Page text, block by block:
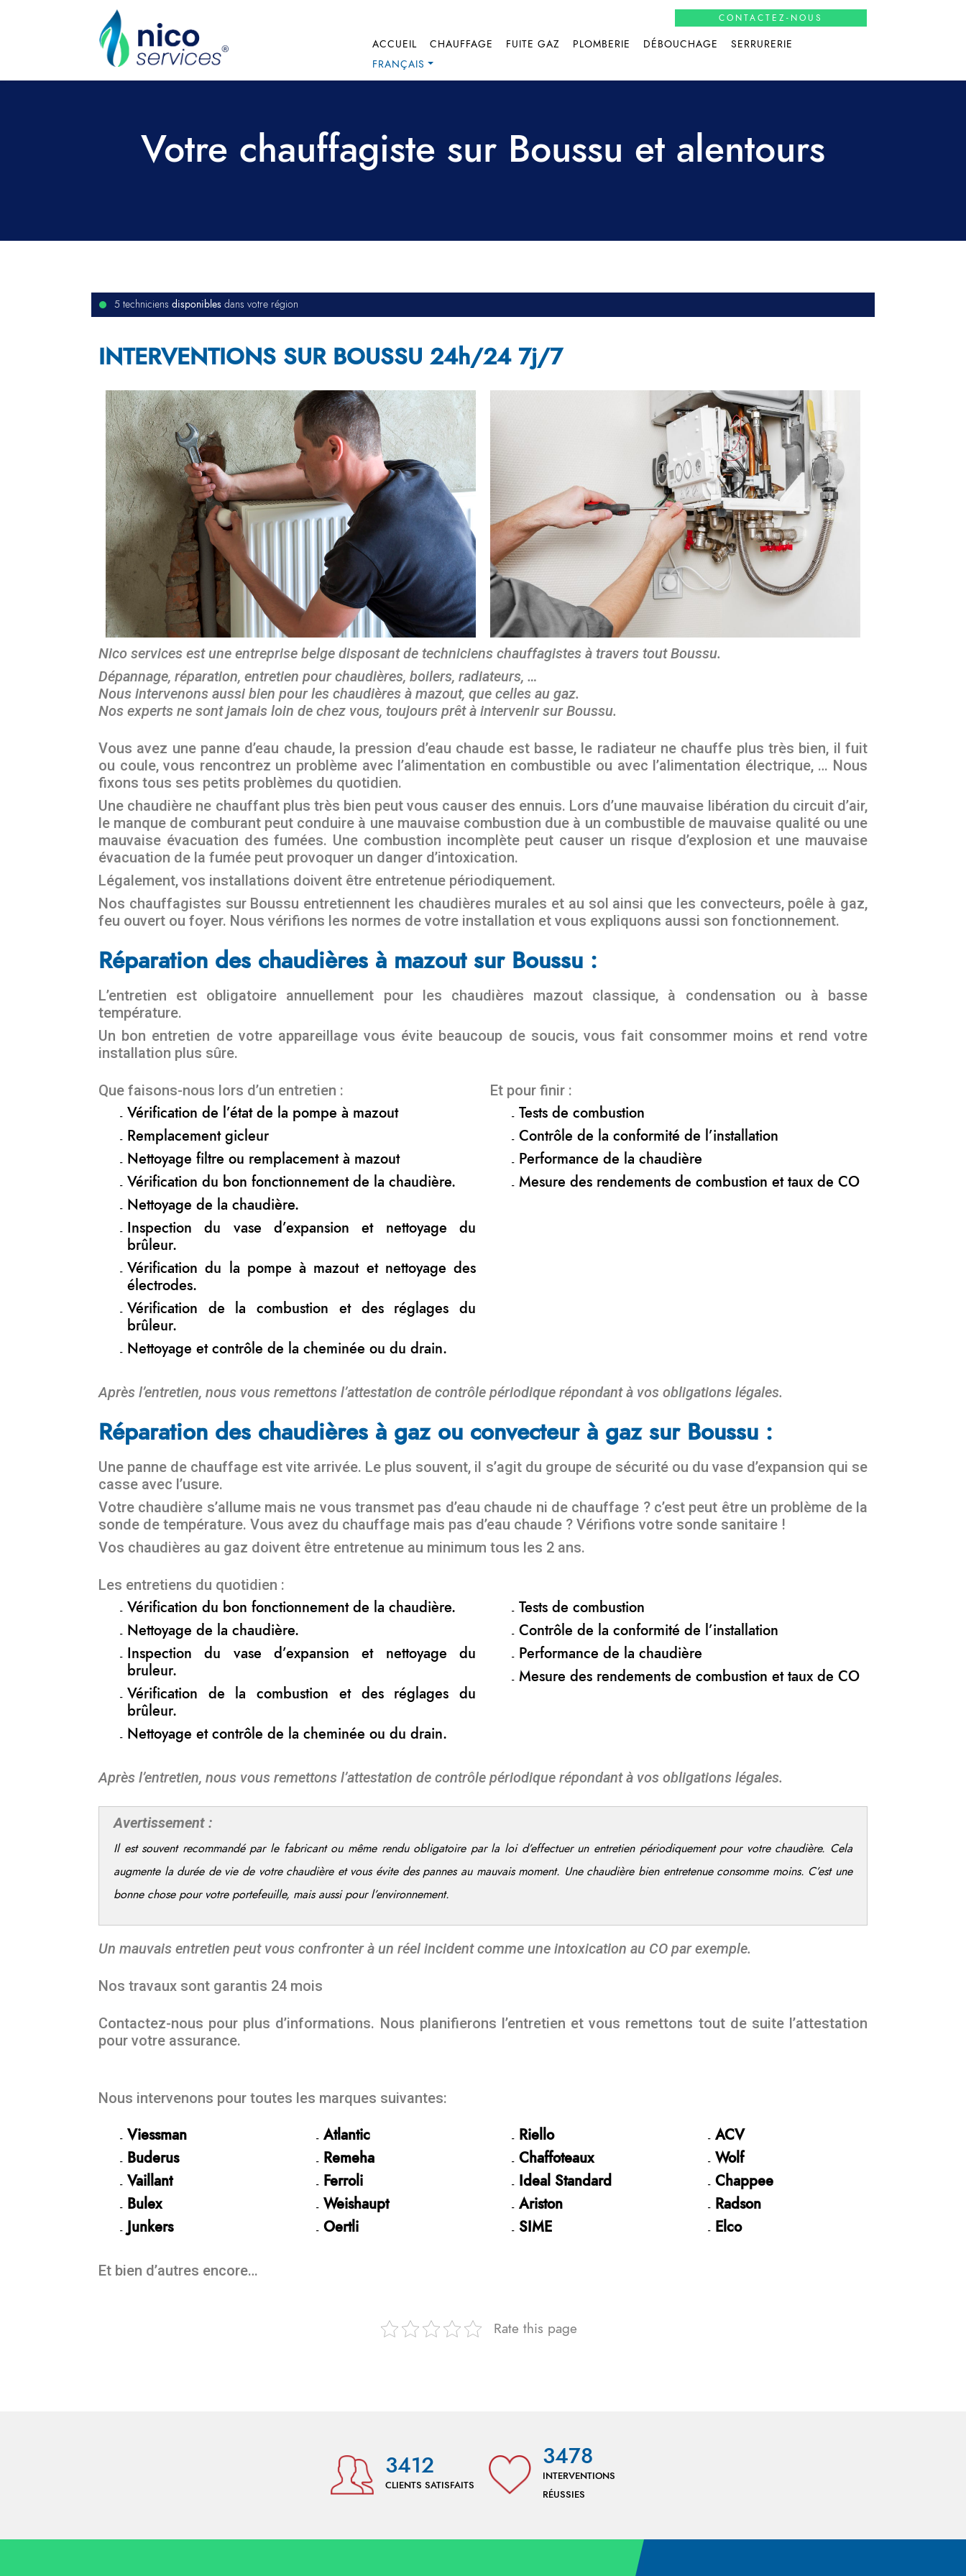
CONTACTEZ-NOUS
ACCUEIL CHAUFFAGE FUITE GAZ PLOMBERIE DÉBOUCHAGE
SERRURERIE
FRANÇAIS
Votre chauffagiste sur Boussu et alentours
5 techniciensdisponibles dans votre région
INTERVENTIONS SUR BOUSSU 24h/24 7j/7
Nico services est une entreprise belge disposant de techniciens chauffagistes à travers tout Boussu.
Dépannage, réparation, entretien pour chaudières, boilers, radiateurs, …
Nous intervenons aussi bien pour les chaudières à mazout, que celles au gaz.
Nos experts ne sont jamais loin de chez vous, toujours prêt à intervenir sur Boussu.
Vous avez une panne d’eau chaude, la pression d’eau chaude est basse, le radiateur ne chauffe plus très bien, il fuit
ou coule, vous rencontrez un problème avec l’alimentation en combustible ou avec l’alimentation électrique, … Nous
fixons tous ses petits problèmes du quotidien.
Une chaudière ne chauffant plus très bien peut vous causer des ennuis. Lors d’une mauvaise libération du circuit d’air,
le manque de comburant peut conduire à une mauvaise combustion due à un combustible de mauvaise qualité ou une
mauvaise évacuation des fumées. Une combustion incomplète peut causer un risque d’explosion et une mauvaise
évacuation de la fumée peut provoquer un danger d’intoxication.
Légalement, vos installations doivent être entretenue périodiquement.
Nos chauffagistes sur Boussu entretiennent les chaudières murales et au sol ainsi que les convecteurs, poêle à gaz,
feu ouvert ou foyer. Nous vérifions les normes de votre installation et vous expliquons aussi son fonctionnement.
Réparation des chaudières à mazout sur Boussu :
L’entretien est obligatoire annuellement pour les chaudières mazout classique, à condensation ou à basse
température.
Un bon entretien de votre appareillage vous évite beaucoup de soucis, vous fait consommer moins et rend votre
installation plus sûre.
Que faisons-nous lors d’un entretien :
Vérification de l’état de la pompe à mazout
Remplacement gicleur
Nettoyage filtre ou remplacement à mazout
Vérification du bon fonctionnement de la chaudière.
Nettoyage de la chaudière.
Inspection du vase d’expansion et nettoyage du
brûleur.
Vérification du la pompe à mazout et nettoyage des
électrodes.
Vérification de la combustion et des réglages du
brûleur.
Nettoyage et contrôle de la cheminée ou du drain.
Et pour finir :
Tests de combustion
Contrôle de la conformité de l’installation
Performance de la chaudière
Mesure des rendements de combustion et taux de CO
Après l’entretien, nous vous remettons l’attestation de contrôle périodique répondant à vos obligations légales.
Réparation des chaudières à gaz ou convecteur à gaz sur Boussu :
Une panne de chauffage est vite arrivée. Le plus souvent, il s’agit du groupe de sécurité ou du vase d’expansion qui se
casse avec l’usure.
Votre chaudière s’allume mais ne vous transmet pas d’eau chaude ni de chauffage ? c’est peut être un problème de la
sonde de température. Vous avez du chauffage mais pas d’eau chaude ? Vérifions votre sonde sanitaire !
Vos chaudières au gaz doivent être entretenue au minimum tous les 2 ans.
Les entretiens du quotidien :
Vérification du bon fonctionnement de la chaudière.
Nettoyage de la chaudière.
Inspection du vase d’expansion et nettoyage du
bruleur.
Vérification de la combustion et des réglages du
brûleur.
Nettoyage et contrôle de la cheminée ou du drain.
Tests de combustion
Contrôle de la conformité de l’installation
Performance de la chaudière
Mesure des rendements de combustion et taux de CO
Après l’entretien, nous vous remettons l’attestation de contrôle périodique répondant à vos obligations légales.
Avertissement :
Il est souvent recommandé par le fabricant ou même rendu obligatoire par la loi d’effectuer un entretien périodiquement pour votre chaudière. Cela
augmente la durée de vie de votre chaudière et vous évite des pannes au mauvais moment. Une chaudière bien entretenue consomme moins. C’est une
bonne chose pour votre portefeuille, mais aussi pour l’environnement.
Un mauvais entretien peut vous confronter à un réel incident comme une intoxication au CO par exemple.
Nos travaux sont garantis 24 mois
Contactez-nous pour plus d’informations. Nous planifierons l’entretien et vous remettons tout de suite l’attestation
pour votre assurance.
Nous intervenons pour toutes les marques suivantes:
Viessman
Buderus
Vaillant
Bulex
Junkers
Atlantic
Remeha
Ferroli
Weishaupt
Oertli
Riello
Chaffoteaux
Ideal Standard
Ariston
SIME
ACV
Wolf
Chappee
Radson
Elco
Et bien d’autres encore…
Rate this page
3412
CLIENTS SATISFAITS
3478
INTERVENTIONS
RÉUSSIES